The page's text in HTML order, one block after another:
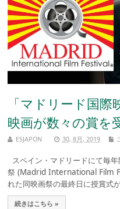
「マドリード国
映画が数々の賞を
ESJAPON 30, 8月, 2019
スペイン・マドリードにて毎
祭 (Madrid International Film
れた同映画祭の最終日に授賞式
続きはこちら »